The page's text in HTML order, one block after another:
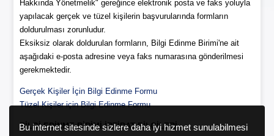
Hakkında Yönetmelik" gereğince elektronik posta ve faks yoluyla
yapılacak gerçek ve tüzel kişilerin başvurularında formların
doldurulması zorunludur.
Eksiksiz olarak doldurulan formların, Bilgi Edinme Birimi'ne ait
aşağıdaki e-posta adresine veya faks numarasına gönderilmesi
gerekmektedir.
Gerçek Kişiler İçin Bilgi Edinme Formu
Tüzel Kişiler için Bilgi Edinme Formu
BİLGİ EDİNME BİRİMİ İRTİBAT BİLGİLERİ
Bu internet sitesinde sizlere daha iyi hizmet sunulabilmesi